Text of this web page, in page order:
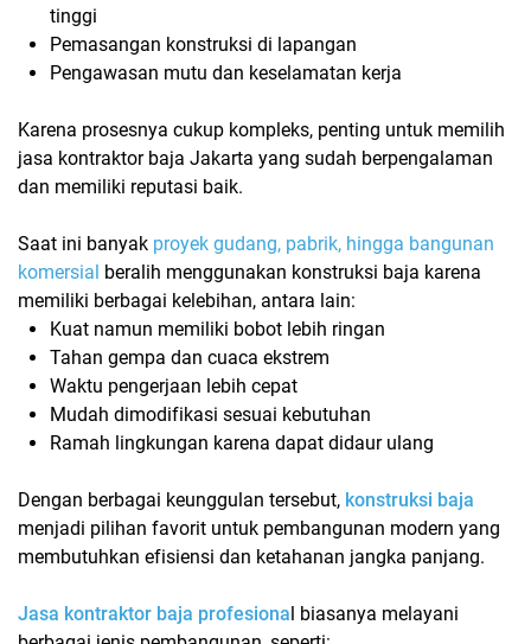
tinggi
Pemasangan konstruksi di lapangan
Pengawasan mutu dan keselamatan kerja
Karena prosesnya cukup kompleks, penting untuk memilih
jasa kontraktor baja Jakarta yang sudah berpengalaman
dan memiliki reputasi baik.
Saat ini banyak proyek gudang, pabrik, hingga bangunan
komersial beralih menggunakan konstruksi baja karena
memiliki berbagai kelebihan, antara lain:
Kuat namun memiliki bobot lebih ringan
Tahan gempa dan cuaca ekstrem
Waktu pengerjaan lebih cepat
Mudah dimodifikasi sesuai kebutuhan
Ramah lingkungan karena dapat didaur ulang
Dengan berbagai keunggulan tersebut, konstruksi baja
menjadi pilihan favorit untuk pembangunan modern yang
membutuhkan efisiensi dan ketahanan jangka panjang.
Jasa kontraktor baja profesiona l biasanya melayani